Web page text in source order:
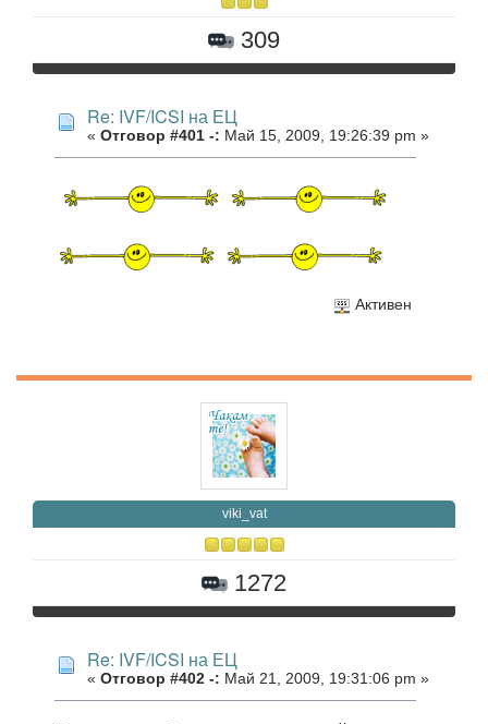
309
Re: IVF/ICSI на ЕЦ
« Отговор #401 -: Май 15, 2009, 19:26:39 pm »
Активен
viki_vat
1272
Re: IVF/ICSI на ЕЦ
« Отговор #402 -: Май 21, 2009, 19:31:06 pm »